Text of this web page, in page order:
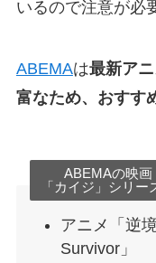
いるので注意が必
ABEMAは最新ア
富なため、おすす
ABEMAの映画
「カイジ」シリー
アニメ「逆
Survivor」